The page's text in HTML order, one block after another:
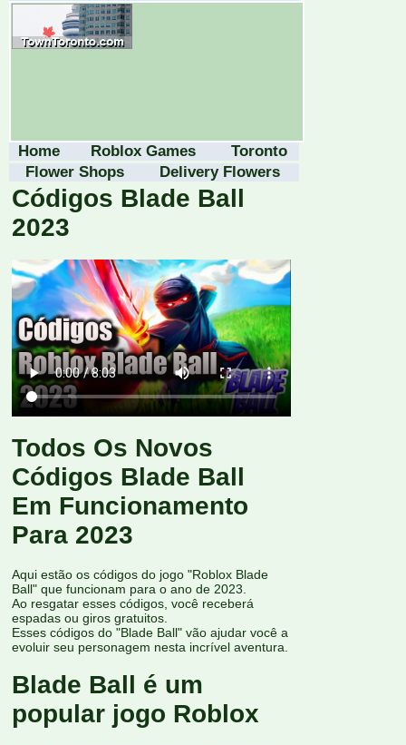
Home Roblox Games
Toronto
Flower Shops
Delivery Flowers
Códigos Blade Ball
2023
Todos Os Novos
Códigos Blade Ball
Em Funcionamento
Para 2023
Aqui estão os códigos do jogo "Roblox Blade
Ball" que funcionam para o ano de 2023.
Ao resgatar esses códigos, você receberá
espadas ou giros gratuitos.
Esses códigos do "Blade Ball" vão ajudar você a
evoluir seu personagem nesta incrível aventura.
Blade Ball é um
popular jogo Roblox